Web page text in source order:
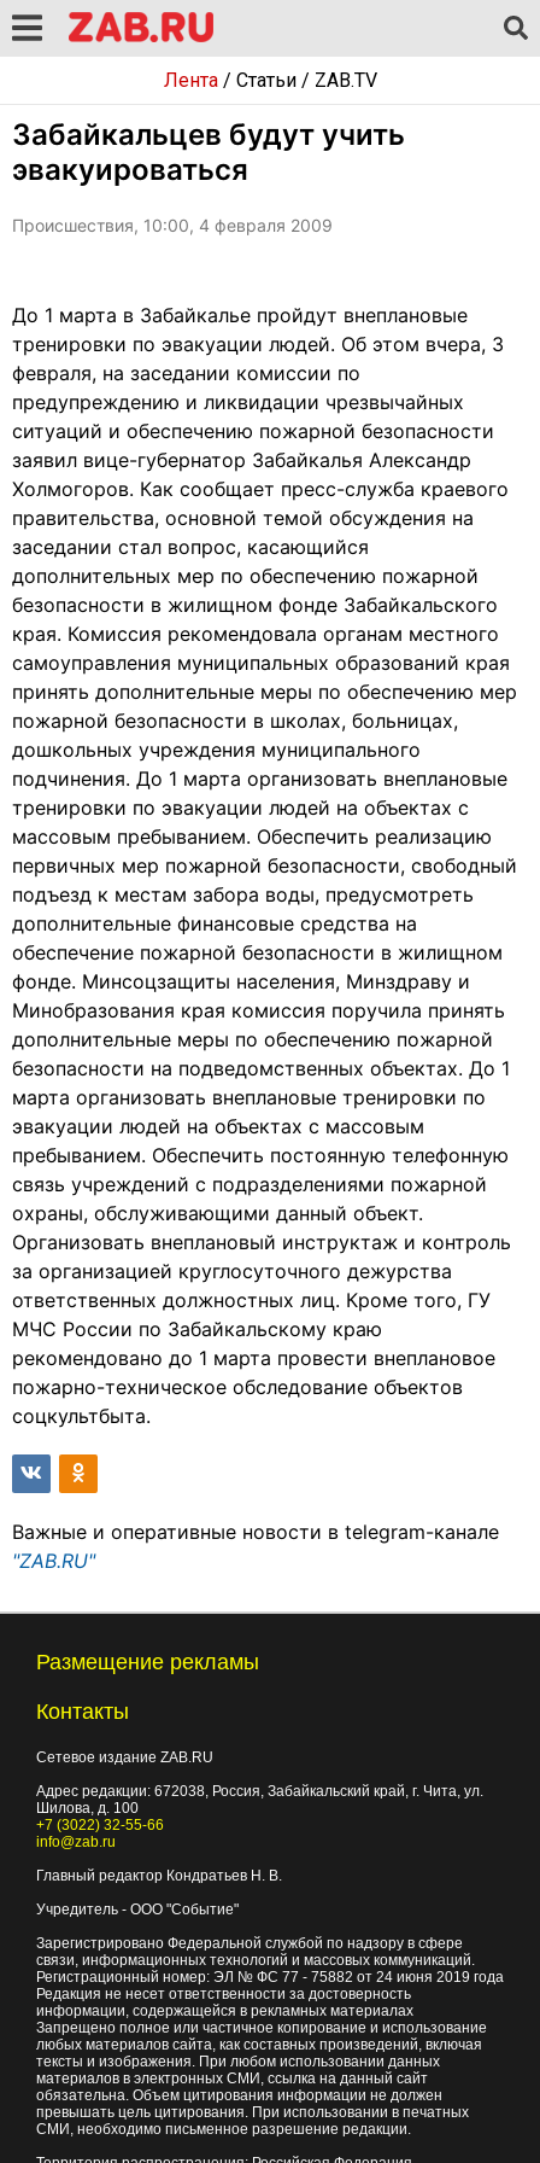
Лента/ Статьи/ ZAB.TV
Забайкальцев будут учить
эвакуироваться
Происшествия, 10:00, 4 февраля 2009
До 1 марта в Забайкалье пройдут внеплановые
тренировки по эвакуации людей. Об этом вчера, 3
февраля, на заседании комиссии по
предупреждению и ликвидации чрезвычайных
ситуаций и обеспечению пожарной безопасности
заявил вице-губернатор Забайкалья Александр
Холмогоров. Как сообщает пресс-служба краевого
правительства, основной темой обсуждения на
заседании стал вопрос, касающийся
дополнительных мер по обеспечению пожарной
безопасности в жилищном фонде Забайкальского
края. Комиссия рекомендовала органам местного
самоуправления муниципальных образований края
принять дополнительные меры по обеспечению мер
пожарной безопасности в школах, больницах,
дошкольных учреждения муниципального
подчинения. До 1 марта организовать внеплановые
тренировки по эвакуации людей на объектах с
массовым пребыванием. Обеспечить реализацию
первичных мер пожарной безопасности, свободный
подъезд к местам забора воды, предусмотреть
дополнительные финансовые средства на
обеспечение пожарной безопасности в жилищном
фонде. Минсоцзащиты населения, Минздраву и
Минобразования края комиссия поручила принять
дополнительные меры по обеспечению пожарной
безопасности на подведомственных объектах. До 1
марта организовать внеплановые тренировки по
эвакуации людей на объектах с массовым
пребыванием. Обеспечить постоянную телефонную
связь учреждений с подразделениями пожарной
охраны, обслуживающими данный объект.
Организовать внеплановый инструктаж и контроль
за организацией круглосуточного дежурства
ответственных должностных лиц. Кроме того, ГУ
МЧС России по Забайкальскому краю
рекомендовано до 1 марта провести внеплановое
пожарно-техническое обследование объектов
соцкультбыта.
Важные и оперативные новости в telegram-канале
"ZAB.RU"
Размещение рекламы
Контакты
Сетевое издание ZAB.RU
Адрес редакции: 672038, Россия, Забайкальский край, г. Чита, ул.
Шилова, д. 100
+7 (3022) 32-55-66
info@zab.ru
Главный редактор Кондратьев Н. В.
Учредитель - ООО "Событие"
Зарегистрировано Федеральной службой по надзору в сфере
связи, информационных технологий и массовых коммуникаций.
Регистрационный номер: ЭЛ № ФС 77 - 75882 от 24 июня 2019 года
Редакция не несет ответственности за достоверность
информации, содержащейся в рекламных материалах
Запрещено полное или частичное копирование и использование
любых материалов сайта, как составных произведений, включая
тексты и изображения. При любом использовании данных
материалов в электронных СМИ, ссылка на данный сайт
обязательна. Объем цитирования информации не должен
превышать цель цитирования. При использовании в печатных
СМИ, необходимо письменное разрешение редакции.